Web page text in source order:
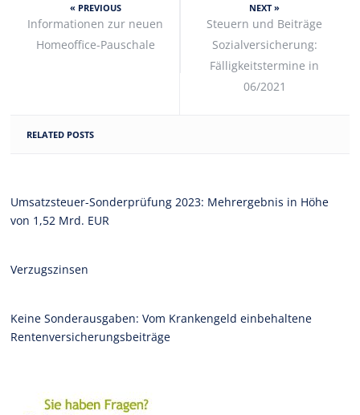
« PREVIOUS
Informationen zur neuen
Homeoffice-Pauschale
NEXT »
Steuern und Beiträge
Sozialversicherung:
Fälligkeitstermine in
06/2021
RELATED POSTS
Umsatzsteuer-Sonderprüfung 2023: Mehrergebnis in Höhe
von 1,52 Mrd. EUR
Verzugszinsen
Keine Sonderausgaben: Vom Krankengeld einbehaltene
Rentenversicherungsbeiträge